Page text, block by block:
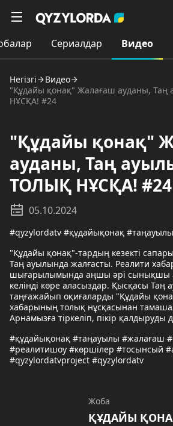
Сериалдар Видео
Негізгі
Видео
"Құдайы қонақ" Жалағаш ауданы,
НҰСҚА! #24
"Құдайы қонақ"
ауданы, Таң
ТОЛЫҚ НҰСҚА! #24
05.10.2024
#qyzylordatv #құдайықонақ
"Құдайы қонақ"-тардың кезекті
Таң ауылында жалғасты. Реалити
шығарылымында аңшы әрі сынықшы
келінді көре аласыздар. Қысқасы Таң
таңғажайып оқиғаларды "Құдайы
хабарының толық нұсқасынан
Арнамызға тіркеліп, пікір қалдыруды
#құдайықонақ #таңауылы #жалағаш
#реалитишоу #көршілер #тосынсый
#qyzylordatvproject #qyzylordatv
Жоба
ҚҰДАЙЫ